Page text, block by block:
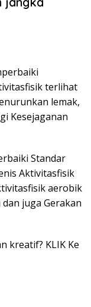
terlihat
lemak,
Kesejaganan
Standar
Aktivitasfisik
aerobik
juga Gerakan
kreatif? KLIK Ke